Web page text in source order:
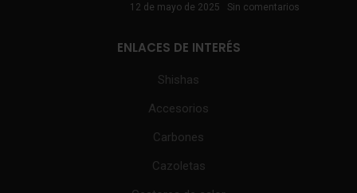
12 de mayo de 2025 Sin comentarios
ENLACES DE INTERÉS
Shishas
Accesorios
Carbones
Cazoletas